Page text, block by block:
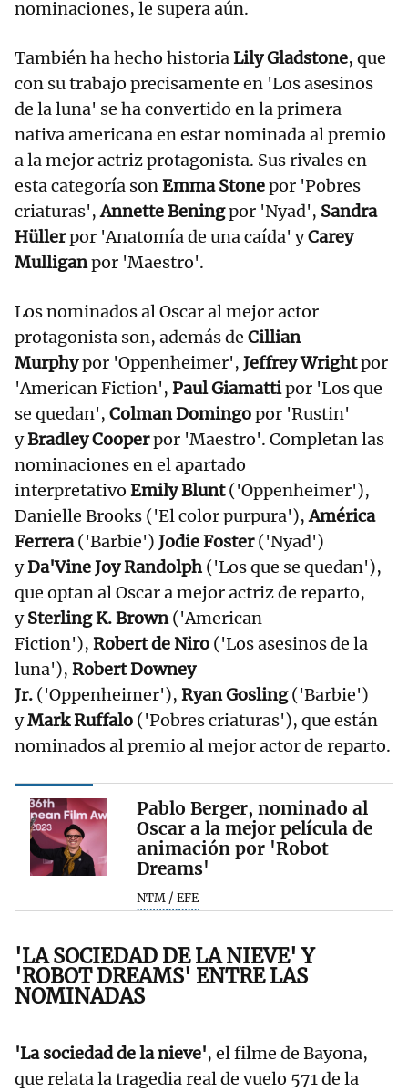
nominaciones, le supera aún.
También ha hecho historiaLily Gladstone, que
con su trabajo precisamente en 'Los asesinos
de la luna' se ha convertido en la primera
nativa americana en estar nominada al premio
a la mejor actriz protagonista. Sus rivales en
esta categoría sonEmma Stonepor 'Pobres
criaturas',Annette Beningpor 'Nyad', Sandra
Hüllerpor 'Anatomía de una caída' yCarey
Mulliganpor 'Maestro'.
Los nominados al Oscar al mejor actor
protagonista son, además de Cillian
Murphypor 'Oppenheimer', Jeffrey Wrightpor
'American Fiction', Paul Giamattipor 'Los que
se quedan', Colman Domingopor 'Rustin'
yBradley Cooperpor 'Maestro'. Completan las
nominaciones en el apartado
interpretativo Emily Blunt('Oppenheimer'),
Danielle Brooks ('El color purpura'),América
Ferrera('Barbie') Jodie Foster('Nyad')
yDa'Vine Joy Randolph ('Los que se quedan'),
que optan al Oscar a mejor actriz de reparto,
ySterling K. Brown('American
Fiction'), Robert de Niro ('Los asesinos de la
luna'), Robert Downey
Jr. ('Oppenheimer'), Ryan Gosling('Barbie')
yMark Ruffalo ('Pobres criaturas'), que están
nominados al premio al mejor actor de reparto.
Pablo Berger, nominado al
Oscar a la mejor película de
animación por 'Robot
Dreams'
NTM / EFE
'LA SOCIEDAD DE LA NIEVE' Y
'ROBOT DREAMS' ENTRE LAS
NOMINADAS
'La sociedad de la nieve', el filme de Bayona,
que relata la tragedia real de vuelo 571 de la